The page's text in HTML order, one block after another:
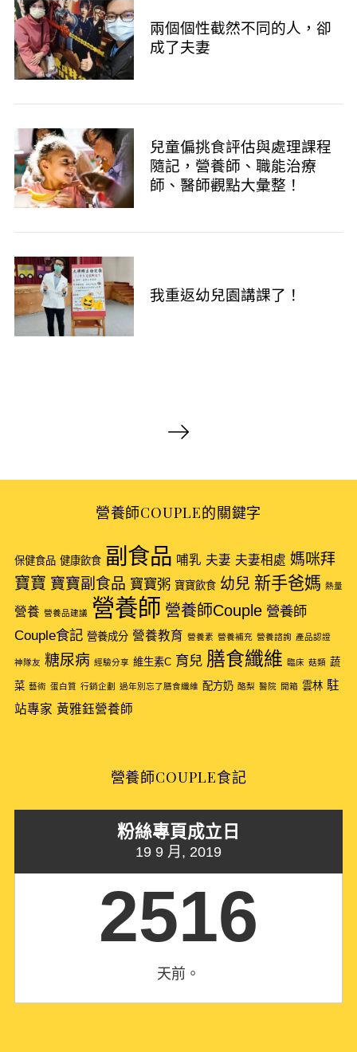
兩個個性截然不同的人，卻
成了夫妻
兒童偏挑食評估與處理課程
隨記，營養師、職能治療
師、醫師觀點大彙整！
我重返幼兒園講課了！
營養師COUPLE的關鍵字
保健食品 健康飲食 副食品 哺乳 夫妻 夫妻相處 媽咪拜
寶寶 寶寶副食品 寶寶粥 寶寶飲食 幼兒 新手爸媽 熱量
營養 營養品建議 營養師 營養師Couple 營養師
Couple食記 營養成分 營養教育 營養素 營養補充 營養諮詢 產品認證
神隊友 糖尿病 經驗分享 維生素C 育兒 膳食纖維 臨床 菇類 蔬
菜 藝術 蛋白質 行銷企劃 過年別忘了膳食纖維 配方奶 酪梨 醫院 開箱 雲林 駐
站專家 黃雅鈺營養師
營養師COUPLE食記
粉絲專頁成立日
19 9 月, 2019
2516
天前。